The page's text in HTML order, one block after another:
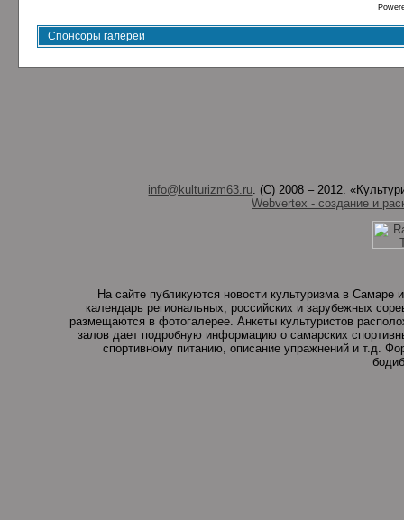
Спонсоры галереи
info@kulturizm63.ru. (C) 2008 – 2012.
Webvertex - создание и
На сайте публикуются новости культуризма в
календарь региональных, российских и зарубежных
размещаются в фотогалерее. Анкеты культуристов
залов дает подробную информацию о самарских
спортивному питанию, описание упражнений и т.д.